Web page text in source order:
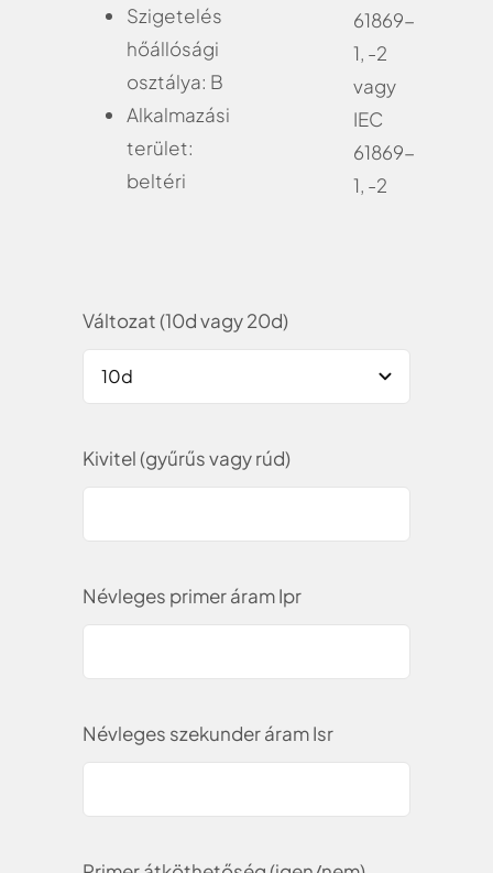
Szigetelés
hőállósági
osztálya: B
Alkalmazási
terület:
beltéri
61869-
1, -2
vagy
IEC
61869-
1, -2
Változat (10d vagy 20d)
Kivitel (gyűrűs vagy rúd)
Névleges primer áram Ipr
Névleges szekunder áram Isr